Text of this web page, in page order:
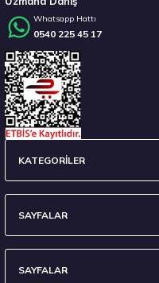
Stokta 12 Adet
Whatsapp Hattı
0540 225 45 17
KATEGORİLER
SAYFALAR
SAYFALAR